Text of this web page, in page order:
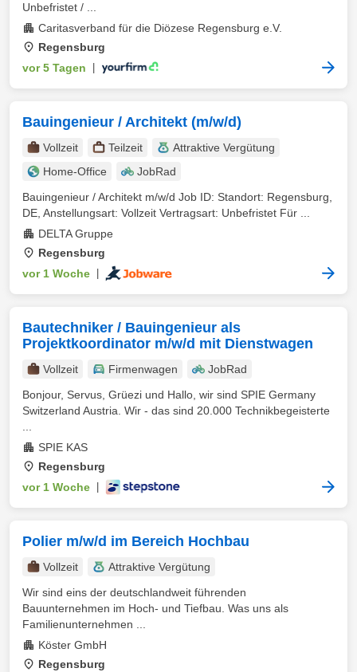
Unbefristet / ...
Caritasverband für die Diözese Regensburg e.V.
Regensburg
vor 5 Tagen
Bauingenieur / Architekt (m/w/d)
Vollzeit Teilzeit
Attraktive Vergütung
Home-Office
JobRad
Bauingenieur / Architekt m/w/d Job ID: Standort: Regensburg,
DE, Anstellungsart: Vollzeit Vertragsart: Unbefristet Für ...
DELTA Gruppe
Regensburg
vor 1 Woche
Bautechniker / Bauingenieur als
Projektkoordinator m/w/d mit Dienstwagen
Vollzeit Firmenwagen
JobRad
Bonjour, Servus, Grüezi und Hallo, wir sind SPIE Germany
Switzerland Austria. Wir - das sind 20.000 Technikbegeisterte
SPIE KAS
Regensburg
vor 1 Woche
Polier m/w/d im Bereich Hochbau
Vollzeit
Attraktive Vergütung
Wir sind eins der deutschlandweit führenden
Bauunternehmen im Hoch- und Tiefbau. Was uns als
Familienunternehmen ...
Köster GmbH
Regensburg